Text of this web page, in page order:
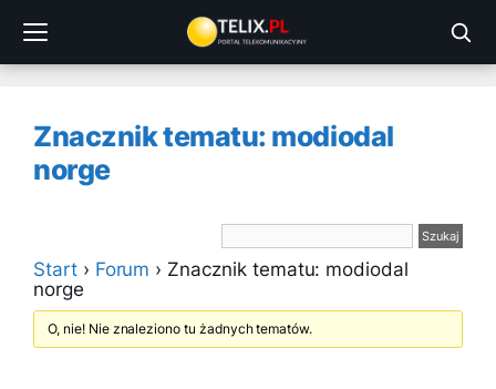
treści
Znacznik tematu: modiodal
norge
Start › Forum › Znacznik tematu: modiodal
norge
O, nie! Nie znaleziono tu żadnych tematów.